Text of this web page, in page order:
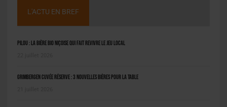
L'ACTU EN BREF
Pilou : la bière bio niçoise qui fait revivre le jeu local
Grimbergen Cuvée Réserve : 3 nouvelles bières pour la table